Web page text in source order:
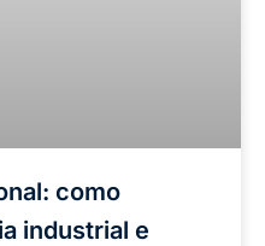
como
industrial e